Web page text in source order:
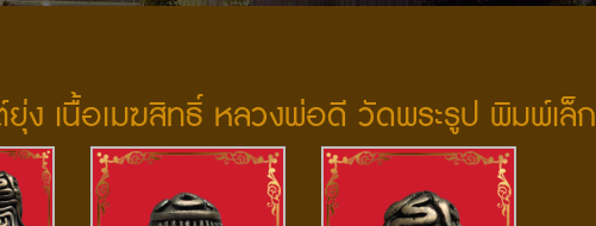
ง เนื้อเมฆสิทธิ์ หลวงพ่อดี วัดพระรูป พิมพ์เล็ก